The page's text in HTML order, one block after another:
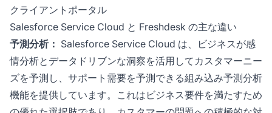
クライアントポータル
Salesforce Service Cloud と Freshdesk の主な違い
予測分析： Salesforce Service Cloud は、ビジネスが感
情分析とデータドリブンな洞察を活用してカスタマーニー
ズを予測し、サポート需要を予測できる組み込み予測分析
機能を提供しています。これはビジネス要件を満たすため